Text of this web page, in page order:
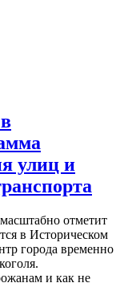
улиц и
отметит
в Историческом
города временно
и как не